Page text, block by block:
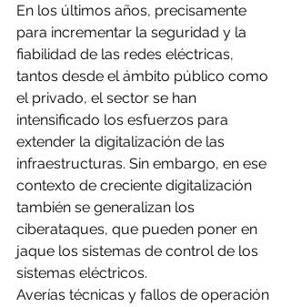
En los últimos años, precisamente
para incrementar la seguridad y la
fiabilidad de las redes eléctricas,
tantos desde el ámbito público como
el privado, el sector se han
intensificado los esfuerzos para
extender la digitalización de las
infraestructuras. Sin embargo, en ese
contexto de creciente digitalización
también se generalizan los
ciberataques, que pueden poner en
jaque los sistemas de control de los
sistemas eléctricos.
Averías técnicas y fallos de operación